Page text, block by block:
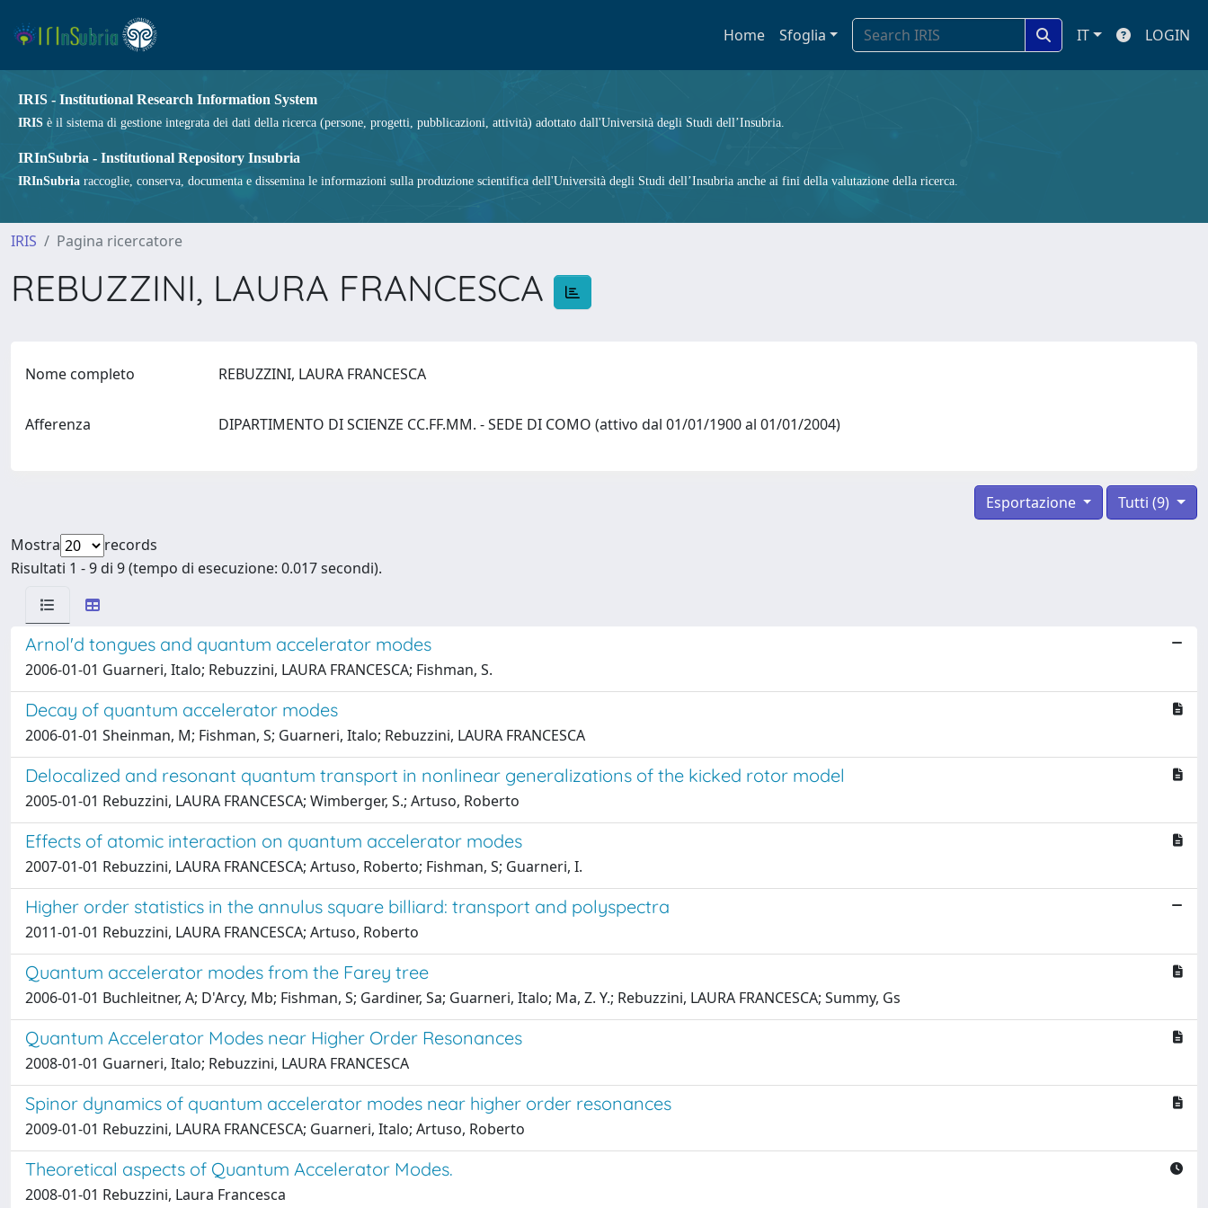
Home Sfoglia IT LOGIN
IRIS - Institutional Research Information System
IRIS è il sistema di gestione integrata dei dati della ricerca (persone, progetti, pubblicazioni, attività) adottato dall'Università degli Studi dell’Insubria.
IRInSubria - Institutional Repository Insubria
IRInSubria raccoglie, conserva, documenta e dissemina le informazioni sulla produzione scientifica dell'Università degli Studi dell’Insubria anche ai fini della valutazione della ricerca.
IRIS Pagina ricercatore
REBUZZINI, LAURA FRANCESCA
Nome completo REBUZZINI, LAURA FRANCESCA
Afferenza DIPARTIMENTO DI SCIENZE CC.FF.MM. - SEDE DI COMO (attivo dal 01/01/1900 al 01/01/2004)
Tutti (9)
Esportazione
Mostra
records
Risultati 1 - 9 di 9 (tempo di esecuzione: 0.017 secondi).
Arnol'd tongues and quantum accelerator modes
2006-01-01 Guarneri, Italo; Rebuzzini, LAURA FRANCESCA; Fishman, S.
Decay of quantum accelerator modes
2006-01-01 Sheinman, M; Fishman, S; Guarneri, Italo; Rebuzzini, LAURA FRANCESCA
Delocalized and resonant quantum transport in nonlinear generalizations of the kicked rotor model
2005-01-01 Rebuzzini, LAURA FRANCESCA; Wimberger, S.; Artuso, Roberto
Effects of atomic interaction on quantum accelerator modes
2007-01-01 Rebuzzini, LAURA FRANCESCA; Artuso, Roberto; Fishman, S; Guarneri, I.
Higher order statistics in the annulus square billiard: transport and polyspectra
2011-01-01 Rebuzzini, LAURA FRANCESCA; Artuso, Roberto
Quantum accelerator modes from the Farey tree
2006-01-01 Buchleitner, A; D'Arcy, Mb; Fishman, S; Gardiner, Sa; Guarneri, Italo; Ma, Z. Y.; Rebuzzini, LAURA FRANCESCA; Summy, Gs
Quantum Accelerator Modes near Higher Order Resonances
2008-01-01 Guarneri, Italo; Rebuzzini, LAURA FRANCESCA
Spinor dynamics of quantum accelerator modes near higher order resonances
2009-01-01 Rebuzzini, LAURA FRANCESCA; Guarneri, Italo; Artuso, Roberto
Theoretical aspects of Quantum Accelerator Modes.
2008-01-01 Rebuzzini, Laura Francesca